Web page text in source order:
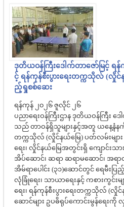
ဒုတိယဝန်ကြီးဒေါက်တာဇော်မြင့်
င့် ရန်ကုန်စီးပွားရေးတက္ကသိုလ် (လှိုင်
ည့်ရှုစစ်ဆေး
ရန်ကုန် ၂၀၂၆ ဇူလိုင် ၂၆
ပညာရေးဝန်ကြီးဌာန ဒုတိယဝန်ကြီး ဒေ
သည် တာဝန်ရှိသူများနှင့်အတူ ယနေ့နံန
တက္ကသိုလ် (လှိုင်နယ်မြေ) ပတ်လမ်းမျာ
ရေး၊ လှိုင်နယ်မြေအတွင်းရှိ ကျောင်းသာ
အိပ်ဆောင်၊ ဆရာ ဆရာမဆောင်၊ အရ
အိမ်ရာပေါင်း (၃၁)ဆောင်တွင် ရေမီးပြည့်
လုံခြုံရေး၊ သာယာရေးနှင့် ကစားကွင်းမ
ရေး၊ ရန်ကုန်စီးပွားရေးတက္ကသိုလ် (လှိုင်
ဆောင်များ ဥပဓိရုပ်ကောင်းမွန်ရေ